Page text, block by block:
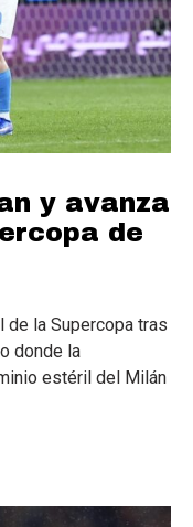
y avanza
de
la Supercopa tras
donde la
estéril del Milán